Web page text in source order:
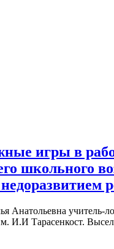
игры в
школьного
Анатольевна учитель-
И.И Тарасенкост.